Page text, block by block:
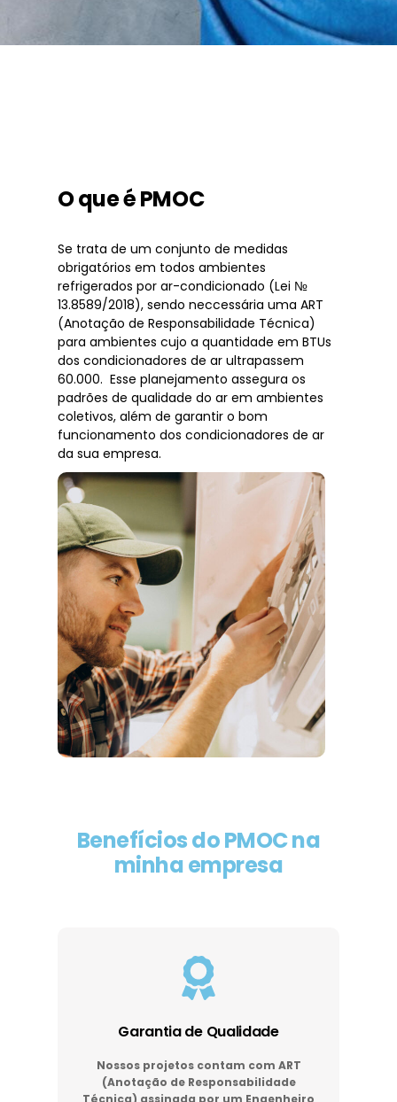
O que é PMOC
Se trata de um conjunto de medidas
obrigatórios em todos ambientes
refrigerados por ar-condicionado (Lei №
13.8589/2018), sendo neccessária uma ART
(Anotação de Responsabilidade Técnica)
para ambientes cujo a quantidade em BTUs
dos condicionadores de ar ultrapassem
60.000. Esse planejamento assegura os
padrões de qualidade do ar em ambientes
coletivos, além de garantir o bom
funcionamento dos condicionadores de ar
da sua empresa.
Benefícios do PMOC na
minha empresa
Garantia de Qualidade
Nossos projetos contam com ART
(Anotação de Responsabilidade
Técnica) assinada por um Engenheiro